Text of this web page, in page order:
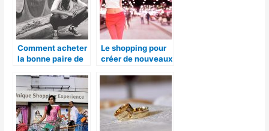
Comment acheter
la bonne paire de
Le shopping pour
créer de nouveaux